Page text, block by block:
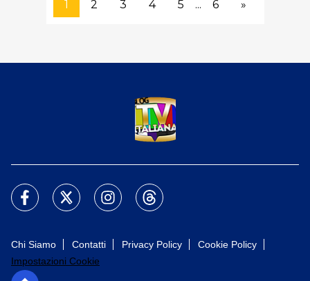
1 2 3 4 5 ... 6 »
Chi Siamo Contatti Privacy Policy
Cookie Policy
Impostazioni Cookie